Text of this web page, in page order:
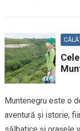
Muntenegru este o
aventură și istorie,